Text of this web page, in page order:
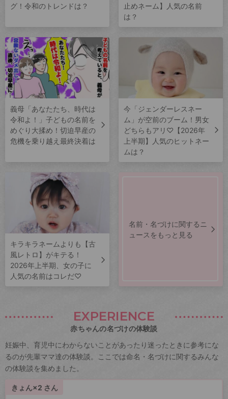
グ！令和のトレンドは？
止めネーム】人気の名前
は？
義母「あなたたち、時代は
令和よ！」子どもの名前を
めぐり大揉め！切迫早産の
危機を乗り越え最終決着は
今「ジェンダーレスネー
ム」が空前のブーム！男女
どちらもアリ♡【2026年
上半期】人気のヒットネー
ムは？
キラキラネームよりも【古
風レトロ】がキテる！
2026年上半期、女の子に
人気の名前はコレだ♡
名前・名づけに関するニ
ュースをもっと見る
EXPERIENCE
赤ちゃんの名づけの体験談
妊娠中、育児中にわからないことがあったり迷ったときに参考にな
るのが先輩ママ達の体験談。ここでは命名・名づけに関するみんな
の体験談を集めました。
きょん×2 さん